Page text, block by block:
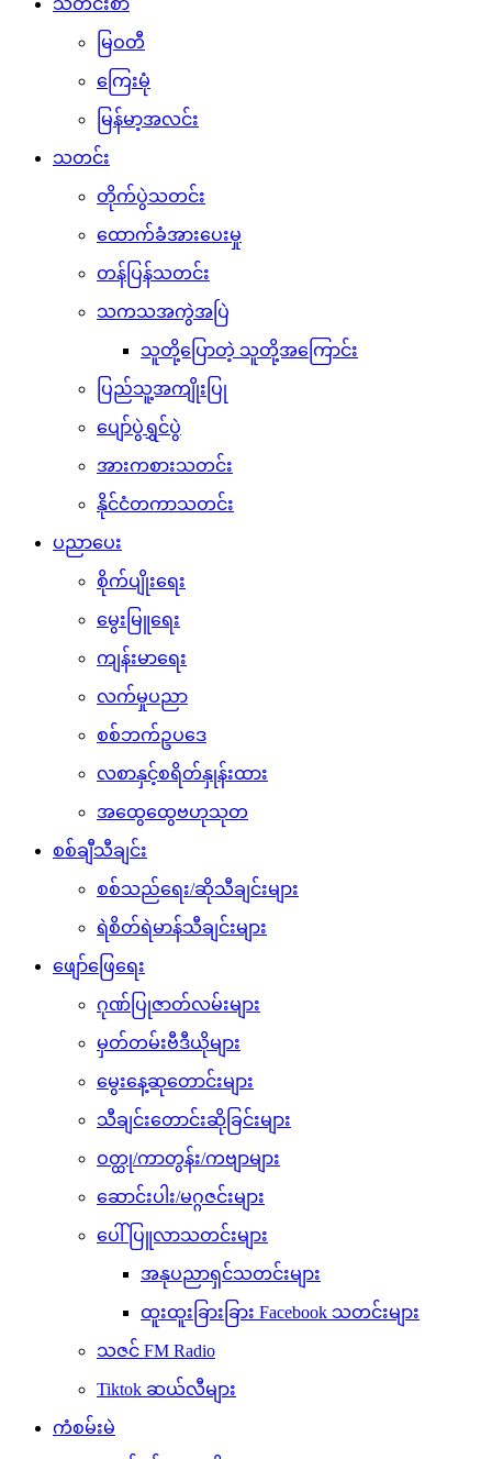
သတင်းစာ
မြဝတီ
ကြေးမုံ
မြန်မာ့အလင်း
သတင်း
တိုက်ပွဲသတင်း
ထောက်ခံအားပေးမှု
တန်ပြန်သတင်း
သကသအကွဲအပြဲ
သူတို့ပြောတဲ့ သူတို့အကြောင်း
ပြည်သူ့အကျိုးပြု
ပျော်ပွဲရွှင်ပွဲ
အားကစားသတင်း
နိုင်ငံတကာသတင်း
ပညာပေး
စိုက်ပျိုးရေး
မွေးမြူရေး
ကျန်းမာရေး
လက်မှုပညာ
စစ်ဘက်ဥပဒေ
လစာနှင့်စရိတ်နှုန်းထား
အထွေထွေဗဟုသုတ
စစ်ချီသီချင်း
စစ်သည်ရေး/ဆိုသီချင်းများ
ရဲစိတ်ရဲမာန်သီချင်းများ
ဖျော်ဖြေရေး
ဂုဏ်ပြုဇာတ်လမ်းများ
မှတ်တမ်းဗီဒီယိုများ
မွေးနေ့ဆုတောင်းများ
သီချင်းတောင်းဆိုခြင်းများ
ဝတ္ထု/ကာတွန်း/ကဗျာများ
ဆောင်းပါး/မဂ္ဂဇင်းများ
ပေါ်ပြူလာသတင်းများ
အနုပညာရှင်သတင်းများ
ထူးထူးခြားခြား Facebook သတင်းများ
သဇင် FM Radio
Tiktok ဆယ်လီများ
ကံစမ်းမဲ